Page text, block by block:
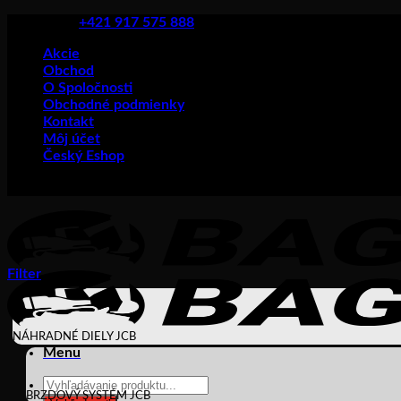
content
+421 917 575 888
Akcie
Obchod
O Spoločnosti
Obchodné podmienky
Kontakt
Môj účet
Český Eshop
Menu
Products
Filter
NÁHRADNÉ DIELY JCB
BRZDOVÝ SYSTÉM JCB